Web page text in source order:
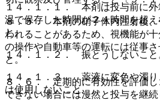
１４．１．１． 本剤は投与前に外
温で保存した時間が２４時間を超
と。
１４．１．２． 振とうしないこと
１４．１．３． 薬液に変色や濁
は使用しないこと。
８．５． 本剤の硝子体内注射後、
われることがあるため、視機能が
の操作や自動車等の運転には従事
と。
８．６． 定期的に有効性を評価
できない場合には漫然と投与を継続